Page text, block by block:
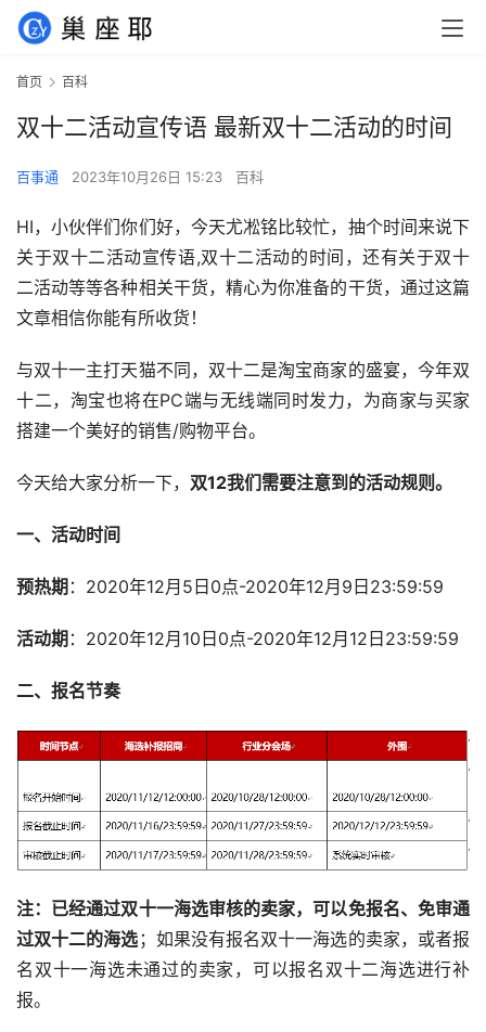
首页 百科
双十二活动宣传语 最新双十二活动的时间
百事通 2023年10月26日 15:23 百科
HI，小伙伴们你们好，今天尤凇铭比较忙，抽个时间来说下
关于双十二活动宣传语,双十二活动的时间，还有关于双十
二活动等等各种相关干货，精心为你准备的干货，通过这篇
文章相信你能有所收货！
与双十一主打天猫不同，双十二是淘宝商家的盛宴，今年双
十二，淘宝也将在PC端与无线端同时发力，为商家与买家
搭建一个美好的销售/购物平台。
今天给大家分析一下， 双12我们需要注意到的活动规则。
一、活动时间
预热期 ：2020年12月5日0点-2020年12月9日23:59:59
活动期 ：2020年12月10日0点-2020年12月12日23:59:59
二、报名节奏
注：已经通过双十一海选审核的卖家，可以免报名、免审通
过双十二的海选 ；如果没有报名双十一海选的卖家，或者报
名双十一海选未通过的卖家，可以报名双十二海选进行补
报。